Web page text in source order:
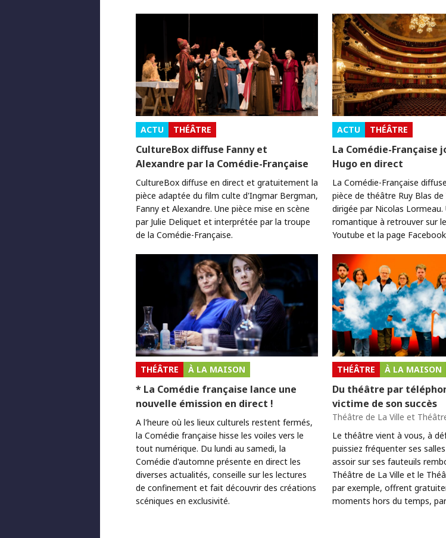
ACTU THÉÂTRE
CultureBox diffuse Fanny et
Alexandre par la Comédie-Française
CultureBox diffuse en direct et gratuitement la
pièce adaptée du film culte d'Ingmar Bergman,
Fanny et Alexandre. Une pièce mise en scène
par Julie Deliquet et interprétée par la troupe
de la Comédie-Française.
ACTU THÉÂTRE
La Comédie-Française
Hugo en direct
La Comédie-Française
pièce de théâtre Ruy Blas
dirigée par Nicolas Lormeau.
romantique à retrouver sur
Youtube et la page
THÉÂTRE À LA MAISON
* La Comédie française lance une
nouvelle émission en direct !
A l'heure où les lieux culturels restent fermés,
la Comédie française hisse les voiles vers le
tout numérique. Du lundi au samedi, la
Comédie d'automne présente en direct les
diverses actualités, conseille sur les lectures
de confinement et fait découvrir des créations
scéniques en exclusivité.
THÉÂTRE À LA MAISON
Du théâtre par
victime de son succès
Théâtre de La Ville et
Le théâtre vient à vous, à
puissiez fréquenter ses
assoir sur ses fauteuils
Théâtre de La Ville et le
par exemple, offrent
moments hors du temps,